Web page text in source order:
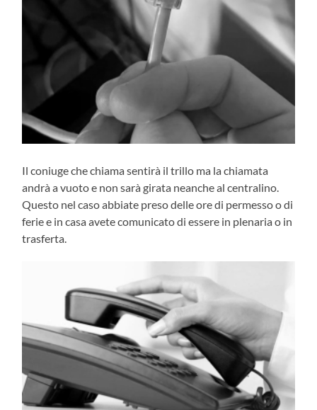
Il coniuge che chiama sentirà il trillo ma la chiamata
andrà a vuoto e non sarà girata neanche al centralino.
Questo nel caso abbiate preso delle ore di permesso o di
ferie e in casa avete comunicato di essere in plenaria o in
trasferta.